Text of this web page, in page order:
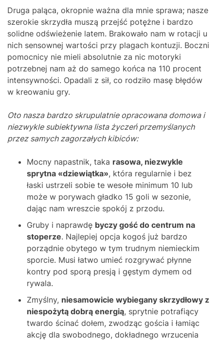
Druga paląca, okropnie ważna dla mnie sprawa; nasze
szerokie skrzydła muszą przejść potężne i bardzo
solidne odświeżenie latem. Brakowało nam w rotacji u
nich sensownej wartości przy plagach kontuzji. Boczni
pomocnicy nie mieli absolutnie za nic motoryki
potrzebnej nam aż do samego końca na 110 procent
intensywności. Opadali z sił, co rodziło masę błędów
w kreowaniu gry.
Oto nasza bardzo skrupulatnie opracowana domowa i
niezwykle subiektywna lista życzeń przemyślanych
przez samych zagorzałych kibiców:
Mocny napastnik, taka rasowa, niezwykle
sprytna «dziewiątka», która regularnie i bez
łaski ustrzeli sobie te wesołe minimum 10 lub
może w porywach gładko 15 goli w sezonie,
dając nam wreszcie spokój z przodu.
Gruby i naprawdę byczy gość do centrum na
stoperze. Najlepiej opcja kogoś już bardzo
porządnie obytego w tym trudnym niemieckim
sporcie. Musi łatwo umieć rozgrywać płynne
kontry pod sporą presją i gęstym dymem od
rywala.
Zmyślny, niesamowicie wybiegany skrzydłowy z
niespożytą dobrą energią, sprytnie potrafiący
twardo ścinać dołem, zwodząc gościa i łamiąc
akcję dla swobodnego, dokładnego wrzucenia